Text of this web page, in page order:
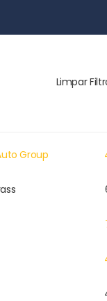
Limpar
Group